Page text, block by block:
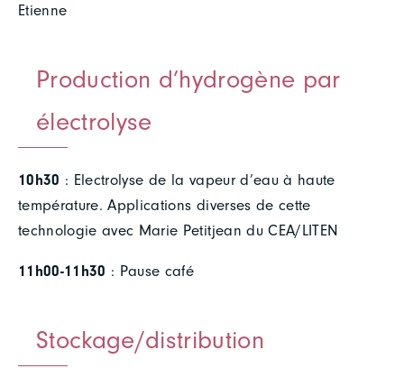
Etienne
Production d’hydrogène par
électrolyse
10h30 : Electrolyse de la vapeur d’eau à haute
température. Applications diverses de cette
technologie avec Marie Petitjean du CEA/LITEN
11h00-11h30 : Pause café
Stockage/distribution